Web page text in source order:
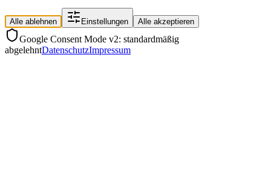
Alle ablehnen Einstellungen Alle akzeptieren
Google Consent Mode v2: standardmäßig
abgelehntDatenschutzImpressum